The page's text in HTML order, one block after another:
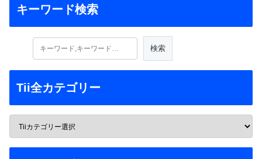
キーワード検索
Tii全カテゴリー